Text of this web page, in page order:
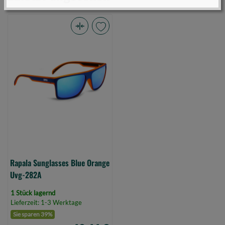
glatten Oberflächen zu reduzieren.
Sollten Sie auf eine Brille mit Sehstärke angewiesen
Diese Funktionsbrillen sind ggf. nicht geeignet, um
den Anforderungen an Schutzbrillen gerecht zu
werden.
Achten Sie darauf, die Brille bei plötzlichen
Wetterumschwüngen oder in Situationen mit
eingeschränkter Sicht abzusetzen, um klare Sicht
zu gewährleisten.
Orange
Uvg-
Rapala Sunglasses Blue Orange
Uvg-282A
1 Stück lagernd
Lieferzeit: 1-3 Werktage
Sie sparen 39%